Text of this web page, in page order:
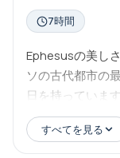
7時間
Ephesusの美し
ソの古代都市の
日を持っています
すべてを見る